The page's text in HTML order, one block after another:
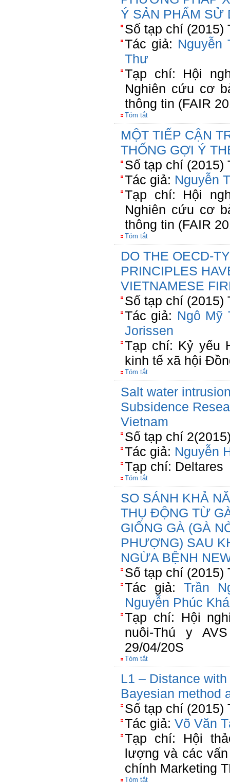
Ý SẢN PHẨM SỬ
Số tạp chí (2015)
Tác giả: Nguyễn
Thư
Tạp chí: Hội
Nghiên cứu cơ
thông tin (FAIR
Tóm tắt
MỘT TIẾP CẬN
THỐNG GỢI Ý
Số tạp chí (2015)
Tác giả: Nguyễn
Tạp chí: Hội
Nghiên cứu cơ
thông tin (FAIR
Tóm tắt
DO THE OECD-
PRINCIPLES
VIETNAMESE
Số tạp chí (2015)
Tác giả: Ngô Mỹ
Jorissen
Tạp chí: Kỷ yếu
kinh tế xã hội
Tóm tắt
Salt water
Subsidence
Vietnam
Số tạp chí
Tác giả: Nguyễn
Tạp chí: Deltares
Tóm tắt
SO SÁNH KHẢ
THỤ ĐỘNG TỪ
GIỐNG GÀ (GÀ
PHƯỢNG) SAU
NGỪA BỆNH
Số tạp chí (2015)
Tác giả:Trần
Nguyễn Phúc
Tạp chí: Hội
nuôi-Thú y
29/04/20S
Tóm tắt
L1 – Distance
Bayesian method
Số tạp chí (2015)
Tác giả: Võ Văn
Tạp chí: Hội
lượng và các
chính Marketing
Tóm tắt